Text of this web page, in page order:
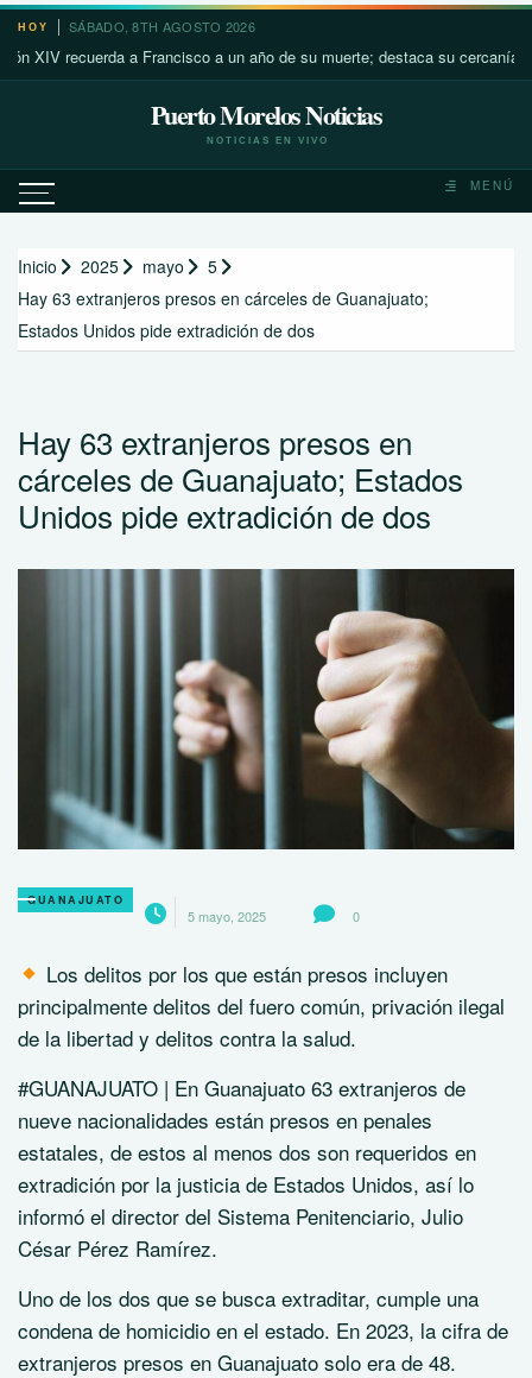
Saltar
contenido
HOY SÁBADO, 8TH AGOSTO 2026
recuerda a Francisco a un año de su muerte; destaca su cercanía con los
Puerto Morelos Noticias
NOTICIAS EN VIVO
MENÚ
Inicio 2025 mayo
5
Hay 63 extranjeros presos en cárceles de Guanajuato;
Estados Unidos pide extradición de dos
Hay 63 extranjeros presos en
cárceles de Guanajuato; Estados
Unidos pide extradición de dos
GUANAJUATO
5 mayo, 2025 0
Los delitos por los que están presos incluyen
principalmente delitos del fuero común, privación ilegal
de la libertad y delitos contra la salud.
#GUANAJUATO | En Guanajuato 63 extranjeros de
nueve nacionalidades están presos en penales
estatales, de estos al menos dos son requeridos en
extradición por la justicia de Estados Unidos, así lo
informó el director del Sistema Penitenciario, Julio
César Pérez Ramírez.
Uno de los dos que se busca extraditar, cumple una
condena de homicidio en el estado. En 2023, la cifra de
extranjeros presos en Guanajuato solo era de 48.